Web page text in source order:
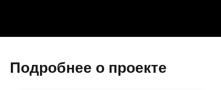
Подробнее о проекте